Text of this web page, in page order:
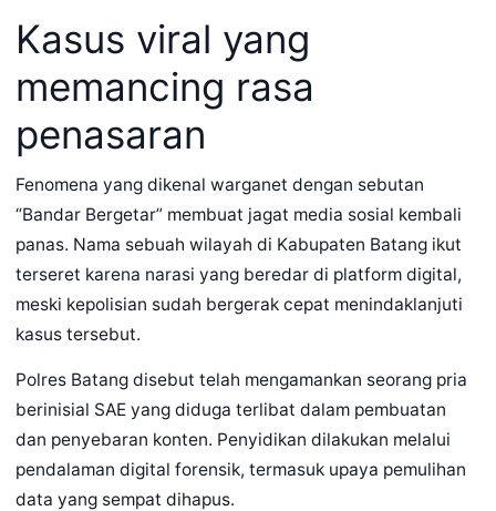
Kasus viral yang
memancing rasa
penasaran
Fenomena yang dikenal warganet dengan sebutan
“Bandar Bergetar” membuat jagat media sosial kembali
panas. Nama sebuah wilayah di Kabupaten Batang ikut
terseret karena narasi yang beredar di platform digital,
meski kepolisian sudah bergerak cepat menindaklanjuti
kasus tersebut.
Polres Batang disebut telah mengamankan seorang pria
berinisial SAE yang diduga terlibat dalam pembuatan
dan penyebaran konten. Penyidikan dilakukan melalui
pendalaman digital forensik, termasuk upaya pemulihan
data yang sempat dihapus.